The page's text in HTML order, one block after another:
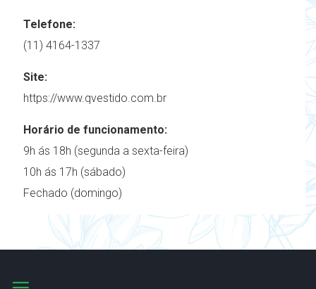
Telefone:
(11) 4164-1337
Site:
https://www.qvestido.com.br
Horário de funcionamento:
9h ás 18h (segunda a sexta-feira)
10h ás 17h (sábado)
Fechado (domingo)